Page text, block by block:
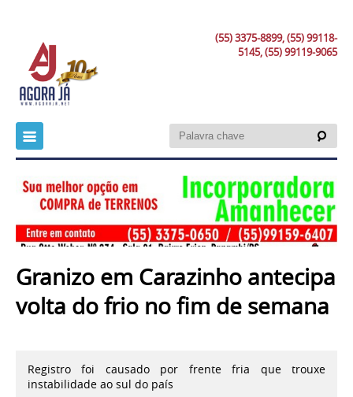
(55) 3375-8899, (55) 99118-
5145, (55) 99119-9065
Granizo em Carazinho antecipa
volta do frio no fim de semana
Registro foi causado por frente fria que trouxe
instabilidade ao sul do país